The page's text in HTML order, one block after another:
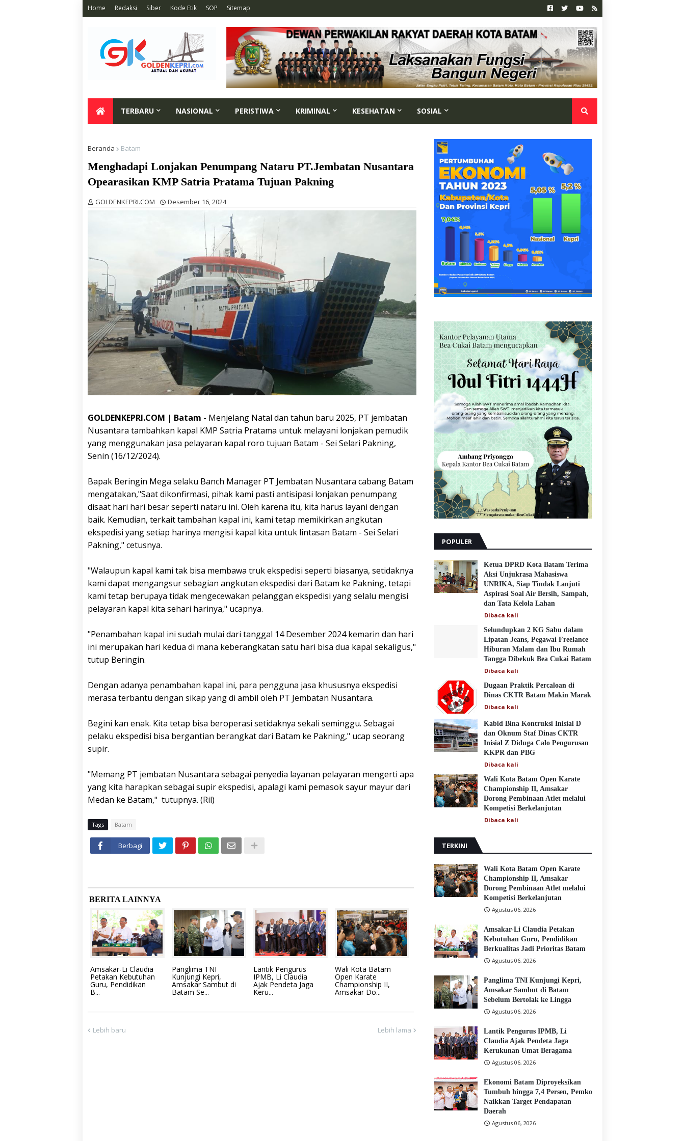
Home Redaksi Siber Kode Etik SOP Sitemap
TERBARU NASIONAL PERISTIWA KRIMINAL KESEHATAN SOSIAL
Beranda Batam
Menghadapi Lonjakan Penumpang Nataru PT.Jembatan Nusantara
Opearasikan KMP Satria Pratama Tujuan Pakning
GOLDENKEPRI.COM Desember 16, 2024
GOLDENKEPRI.COM | Batam - Menjelang Natal dan tahun baru 2025, PT jembatan
Nusantara tambahkan kapal KMP Satria Pratama untuk melayani lonjakan pemudik
yang menggunakan jasa pelayaran kapal roro tujuan Batam - Sei Selari Pakning,
Senin (16/12/2024).
Bapak Beringin Mega selaku Banch Manager PT Jembatan Nusantara cabang Batam
mengatakan,"Saat dikonfirmasi, pihak kami pasti antisipasi lonjakan penumpang
disaat hari hari besar seperti nataru ini. Oleh karena itu, kita harus layani dengan
baik. Kemudian, terkait tambahan kapal ini, kami tetap memikirkan angkutan
ekspedisi yang setiap harinya mengisi kapal kita untuk lintasan Batam - Sei Selari
Pakning," cetusnya.
"Walaupun kapal kami tak bisa membawa truk ekspedisi seperti biasanya, setidaknya
kami dapat mengangsur sebagian angkutan ekspedisi dari Batam ke Pakning, tetapi
kami tetap berupaya tidak mengecewakan pelanggan ekspedisi yang selalu mengisi
pelayaran kapal kita sehari harinya," ucapnya.
"Penambahan kapal ini sudah mulai dari tanggal 14 Desember 2024 kemarin dan hari
ini merupakan hari kedua di mana keberangkatan satu hari bisa dua kapal sekaligus,"
tutup Beringin.
Dengan adanya penambahan kapal ini, para pengguna jasa khususnya ekspedisi
merasa terbantu dengan sikap yang di ambil oleh PT Jembatan Nusantara.
Begini kan enak. Kita tetap bisa beroperasi setidaknya sekali seminggu. Sebagai
pelaku ekspedisi bisa bergantian berangkat dari Batam ke Pakning," ucap seorang
supir.
"Memang PT jembatan Nusantara sebagai penyedia layanan pelayaran mengerti apa
yang kita harapkan sebagai supir ekspedisi, apalagi kami pemasok sayur mayur dari
Medan ke Batam," tutupnya. (Ril)
Tags Batam
Berbagi
BERITA LAINNYA
Amsakar-Li Claudia
Petakan Kebutuhan
Guru, Pendidikan
B...
Panglima TNI
Kunjungi Kepri,
Amsakar Sambut di
Batam Se...
Lantik Pengurus
IPMB, Li Claudia
Ajak Pendeta Jaga
Keru...
Wali Kota Batam
Open Karate
Championship II,
Amsakar Do...
Lebih baru Lebih lama
POPULER
Ketua DPRD Kota Batam Terima
Aksi Unjukrasa Mahasiswa
UNRIKA, Siap Tindak Lanjuti
Aspirasi Soal Air Bersih, Sampah,
dan Tata Kelola Lahan
Dibaca kali
Selundupkan 2 KG Sabu dalam
Lipatan Jeans, Pegawai Freelance
Hiburan Malam dan Ibu Rumah
Tangga Dibekuk Bea Cukai Batam
Dibaca kali
Dugaan Praktik Percaloan di
Dinas CKTR Batam Makin Marak
Dibaca kali
Kabid Bina Kontruksi Inisial D
dan Oknum Staf Dinas CKTR
Inisial Z Diduga Calo Pengurusan
KKPR dan PBG
Dibaca kali
Wali Kota Batam Open Karate
Championship II, Amsakar
Dorong Pembinaan Atlet melalui
Kompetisi Berkelanjutan
Dibaca kali
TERKINI
Wali Kota Batam Open Karate
Championship II, Amsakar
Dorong Pembinaan Atlet melalui
Kompetisi Berkelanjutan
Agustus 06, 2026
Amsakar-Li Claudia Petakan
Kebutuhan Guru, Pendidikan
Berkualitas Jadi Prioritas Batam
Agustus 06, 2026
Panglima TNI Kunjungi Kepri,
Amsakar Sambut di Batam
Sebelum Bertolak ke Lingga
Agustus 06, 2026
Lantik Pengurus IPMB, Li
Claudia Ajak Pendeta Jaga
Kerukunan Umat Beragama
Agustus 06, 2026
Ekonomi Batam Diproyeksikan
Tumbuh hingga 7,4 Persen, Pemko
Naikkan Target Pendapatan
Daerah
Agustus 06, 2026